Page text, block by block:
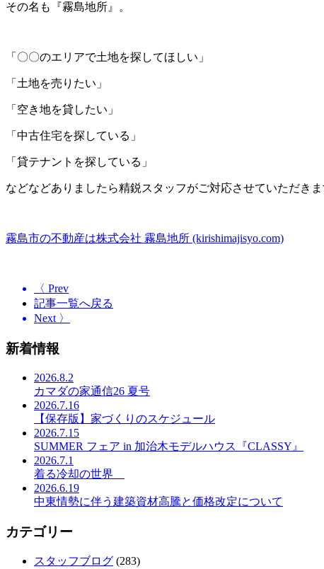
その名も『霧島地所』。
「〇〇のエリアで土地を探してほしい」
「土地を売りたい」
「空き地を貸したい」
「中古住宅を探している」
「貸テナントを探している」
などなどありましたら精鋭スタッフがご対応させていただき
霧島市の不動産は株式会社 霧島地所 (kirishimajisyo.com)
〈 Prev
記事一覧へ戻る
Next 〉
新着情報
2026.8.2
カマダの家通信26 夏号
2026.7.16
【保存版】家づくりのスケジュール
2026.7.15
SUMMER フェア in 加治木モデルハウス『CLASSY』
2026.7.1
着る冷却の世界
2026.6.19
中東情勢に伴う建築資材高騰と価格改定について
カテゴリー
スタッフブログ (283)